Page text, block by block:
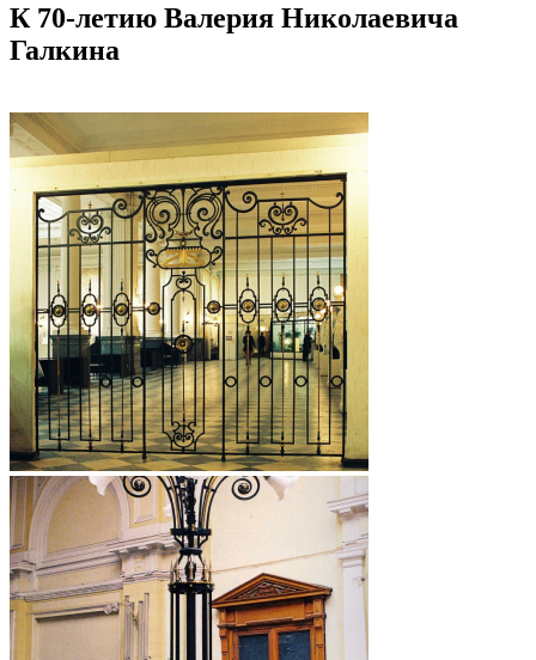
К 70-летию Валерия Николаевича
Галкина